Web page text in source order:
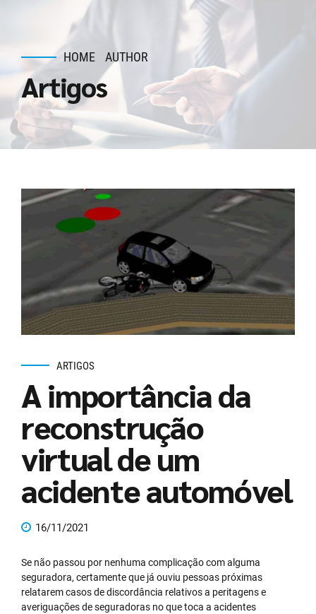
HOME AUTHOR
Artigos
ARTIGOS
A importância da
reconstrução
virtual de um
acidente automóvel
16/11/2021
Se não passou por nenhuma complicação com alguma
seguradora, certamente que já ouviu pessoas próximas
relatarem casos de discordância relativos a peritagens e
averiguações de seguradoras no que toca a acidentes